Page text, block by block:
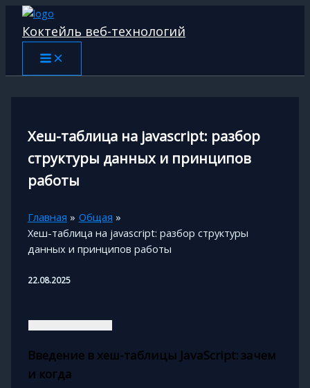
Перейти
содержимому
Коктейль веб-технологий
Хеш-таблица на javascript: разбор
структуры данных и принципов
работы
Главная
Общая
Хеш-таблица на javascript: разбор структуры
данных и принципов работы
22.08.2025
Введение в хеш-таблицы JavaScript: зачем
и когда